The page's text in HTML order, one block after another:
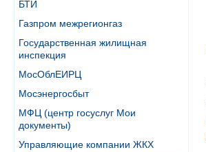
БТИ
Газпром межрегионгаз
Государственная жилищная
инспекция
МосОблЕИРЦ
Мосэнергосбыт
МФЦ (центр госуслуг Мои
документы)
Управляющие компании ЖКХ